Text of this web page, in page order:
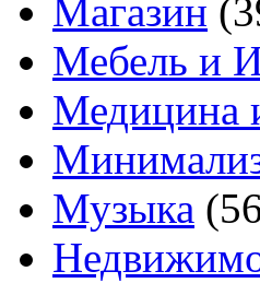
Магазин
Мебель и
Медицина
Музыка